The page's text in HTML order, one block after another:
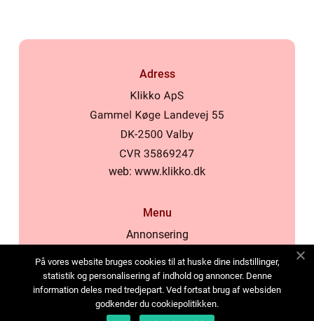
Adress
web: www.klikko.dk
Menu
Annonsering
Cookies
Kontakta oss
Sitemap
På vores website bruges cookies til at huske dine indstillinger,
statistik og personalisering af indhold og annoncer. Denne
information deles med tredjepart. Ved fortsat brug af websiden
godkender du cookiepolitikken.